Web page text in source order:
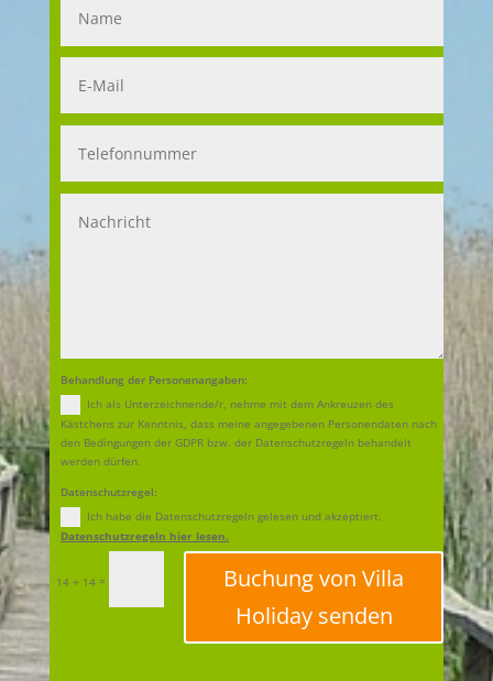
Behandlung der Personenangaben:
Ich als Unterzeichnende/r, nehme mit dem Ankreuzen des
Kästchens zur Kenntnis, dass meine angegebenen Personendaten nach
den Bedingungen der GDPR bzw. der Datenschutzregeln behandelt
werden dürfen.
Datenschutzregel:
Ich habe die Datenschutzregeln gelesen und akzeptiert.
Datenschutzregeln hier lesen.
14 + 14 =
Buchung von Villa
Holiday senden